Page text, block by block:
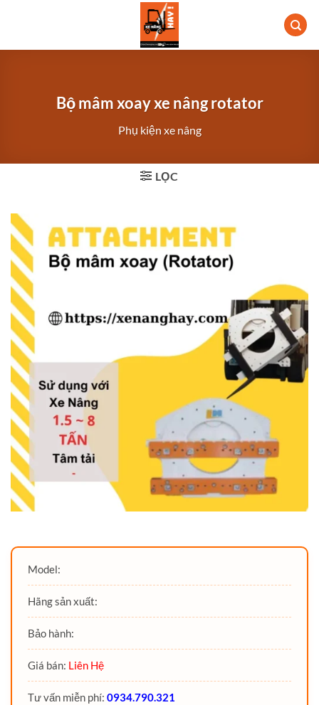
Bộ mâm xoay xe nâng rotator
Phụ kiện xe nâng
LỌC
Model:
Hãng sản xuất:
Bảo hành:
Giá bán: Liên Hệ
Tư vấn miễn phí: 0934.790.321